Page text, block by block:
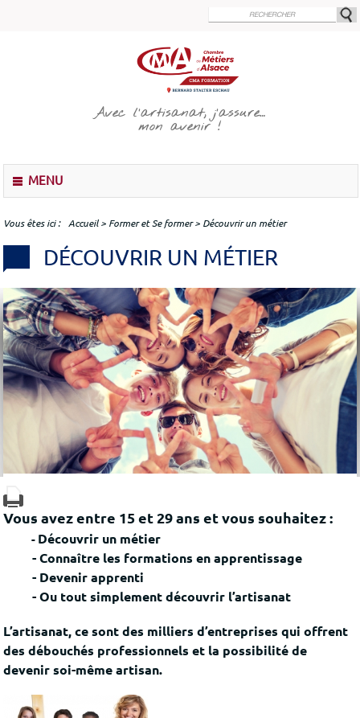
principal
Avec l’artisanat, j’assure…
mon avenir !
u
MENU
Vous êtes ici Accueil> Former et Se former> Découvrir un métier
DÉCOUVRIR UN MÉTIER
Vous avez entre 15 et 29 ans et vous souhaitez :
- Découvrir un métier
-Connaître les formations en apprentissage
- Devenir apprenti
-Ou tout simplement découvrir l’artisanat
L’artisanat, ce sont des milliers d’entreprises qui offrent
des débouchés professionnels et la possibilité de
devenir soi-même artisan.